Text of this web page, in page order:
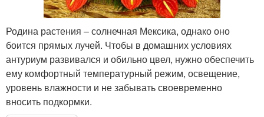
Родина растения – солнечная Мексика, однако оно
боится прямых лучей. Чтобы в домашних условиях
антуриум развивался и обильно цвел, нужно обеспечить
ему комфортный температурный режим, освещение,
уровень влажности и не забывать своевременно
вносить подкормки.